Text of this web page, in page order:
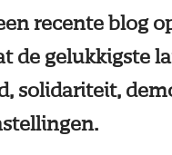
recente blog
de gelukkigste
solidariteit,